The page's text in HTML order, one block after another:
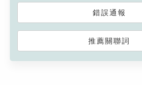
錯誤通報
推薦關聯詞